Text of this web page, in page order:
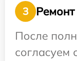
3
Ремонт
После
согласуем